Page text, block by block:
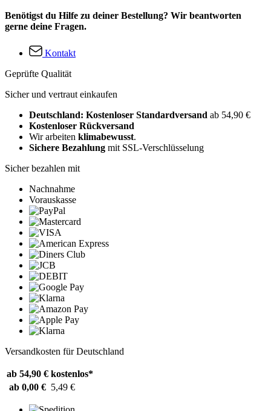
Benötigst du Hilfe zu deiner Bestellung? Wir beantworten
gerne deine Fragen.
Kontakt
Geprüfte Qualität
Sicher und vertraut einkaufen
Deutschland: Kostenloser Standardversand ab 54,90 €
Kostenloser Rückversand
Wir arbeiten klimabewusst.
Sichere Bezahlung mit SSL-Verschlüsselung
Sicher bezahlen mit
Nachnahme
Vorauskasse
Versandkosten für Deutschland
ab 54,90 € kostenlos*
ab 0,00 € 5,49 €